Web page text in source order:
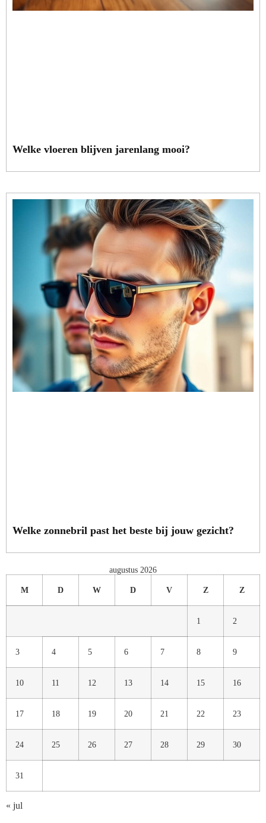
Welke vloeren blijven jarenlang mooi?
Welke zonnebril past het beste bij jouw gezicht?
augustus 2026
M D W D V Z Z
1 2
3 4 5 6 7 8 9
10 11 12 13 14 15 16
17 18 19 20 21 22 23
24 25 26 27 28 29 30
31
« jul